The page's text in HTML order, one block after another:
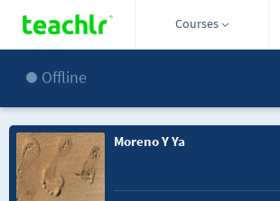
Courses
Offline
Moreno Y Ya